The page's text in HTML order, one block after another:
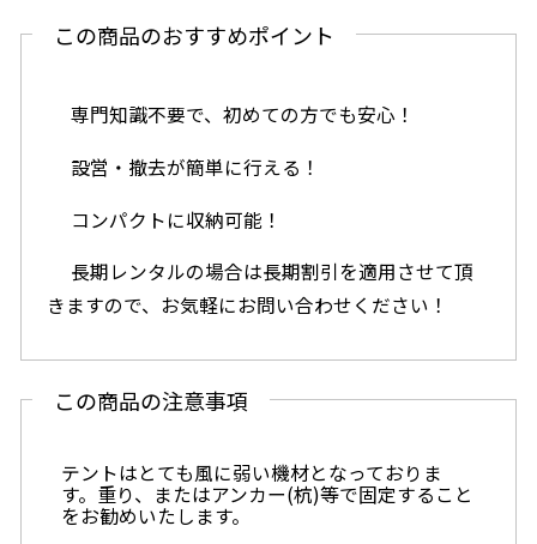
この商品のおすすめポイント
専門知識不要で、初めての方でも安心！
設営・撤去が簡単に行える！
コンパクトに収納可能！
長期レンタルの場合は長期割引を適用させて頂
きますので、お気軽にお問い合わせください！
この商品の注意事項
テントはとても風に弱い機材となっておりま
す。重り、またはアンカー(杭)等で固定すること
をお勧めいたします。